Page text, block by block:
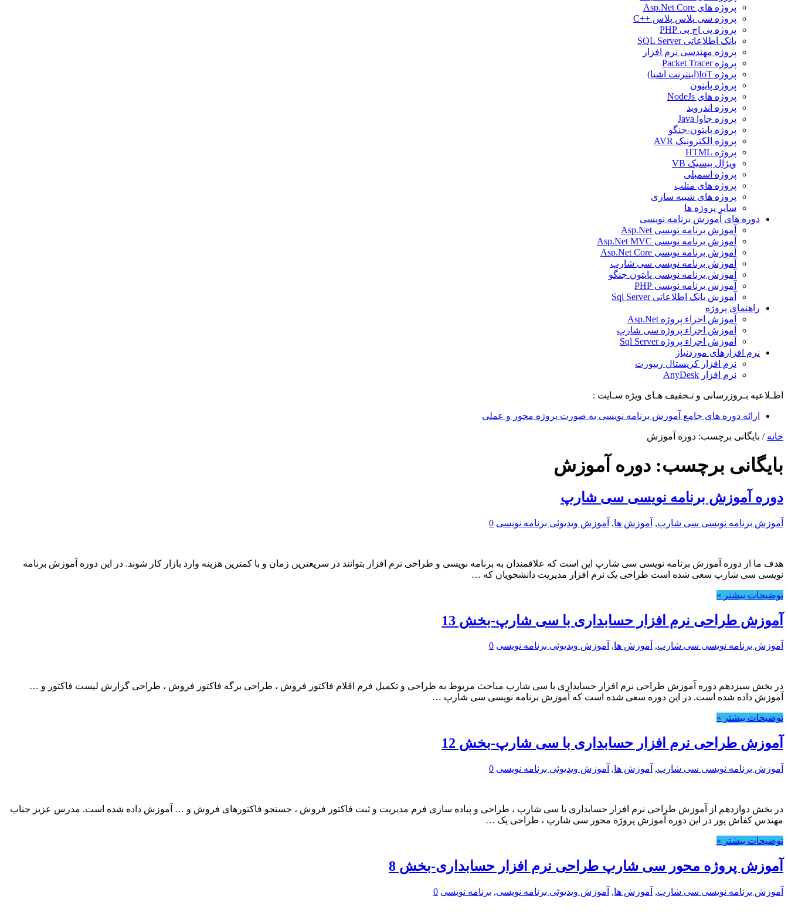
پروژه های Asp.Net Core
پروژه سی پلاس پلاس ++C
پروژه پی اچ پی PHP
بانک اطلاعاتی SQL Server
پروژه مهندسی نرم افزار
پروژه Packet Tracer
پروژه IoT(اینترنت اشیا)
پروژه پایتون
پروژه های NodeJs
پروژه اندروید
پروژه جاوا Java
پروژه پایتون-جنگو
پروژه الکترونیک AVR
پروژه HTML
ویژال بیسیک VB
پروژه اسمبلی
پروژه های متلب
پروژه های شبیه سازی
سایر پروژه ها
دوره های آموزش برنامه نویسی
آموزش برنامه نویسی Asp.Net
آموزش برنامه نویسی Asp.Net MVC
آموزش برنامه نویسی Asp.Net Core
آموزش برنامه نویسی سی شارپ
آموزش برنامه نویسی پایتون جنگو
آموزش برنامه نویسی PHP
آموزش بانک اطلاعاتی Sql Server
راهنمای پروژه
آموزش اجراء پروژه Asp.Net
آموزش اجراء پروژه سی شارپ
آموزش اجراء پروژه Sql Server
نرم افزارهای موردنیاز
نرم افزار کریستال ریپورت
نرم افزار AnyDesk
اطـلاعیه بـروزرسانی و تـخفیف هـای ویژه سـایت :
ارائه دوره های جامع آموزش برنامه نویسی به صورت پروژه محور و عملی
خانه / بایگانی برچسب: دوره آموزش
بایگانی برچسب: دوره آموزش
دوره آموزش برنامه نویسی سی شارپ
آموزش برنامه نویسی سی شارپ, آموزش ها, آموزش ویدیوئی برنامه نویسی 0
هدف ما از دوره آموزش برنامه نویسی سی شارپ این است که علاقمندان به برنامه نویسی و طراحی نرم افزار بتوانند در سریعترین زمان و با کمترین هزینه وارد بازار کار شوند. در این دوره آموزش برنامه
نویسی سی شارپ سعی شده است طراحی یک نرم افزار مدیریت دانشجویان که …
توضیحات بیشتر »
آموزش طراحی نرم افزار حسابداری با سی شارپ-بخش 13
آموزش برنامه نویسی سی شارپ, آموزش ها, آموزش ویدیوئی برنامه نویسی 0
در بخش سیزدهم دوره آموزش طراحی نرم افزار حسابداری با سی شارپ مباحث مربوط به طراحی و تکمیل فرم اقلام فاکتور فروش ، طراحی برگه فاکتور فروش ، طراحی گزارش لیست فاکتور و …
آموزش داده شده است. در این دوره سعی شده است که آموزش برنامه نویسی سی شارپ …
توضیحات بیشتر »
آموزش طراحی نرم افزار حسابداری با سی شارپ-بخش 12
آموزش برنامه نویسی سی شارپ, آموزش ها, آموزش ویدیوئی برنامه نویسی 0
در بخش دوازدهم از آموزش طراحی نرم افزار حسابداری با سی شارپ ، طراحی و پیاده سازی فرم مدیریت و ثبت فاکتور فروش ، جستجو فاکتورهای فروش و … آموزش داده شده است. مدرس عزیز جناب
مهندس کفاش پور در این دوره آموزش پروژه محور سی شارپ ، طراحی یک …
توضیحات بیشتر »
آموزش پروژه محور سی شارپ طراحی نرم افزار حسابداری-بخش 8
آموزش برنامه نویسی سی شارپ, آموزش ها, آموزش ویدیوئی برنامه نویسی, برنامه نویسی 0